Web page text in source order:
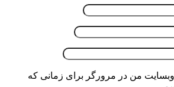
وبسایت من در مرورگر برای زمانی که